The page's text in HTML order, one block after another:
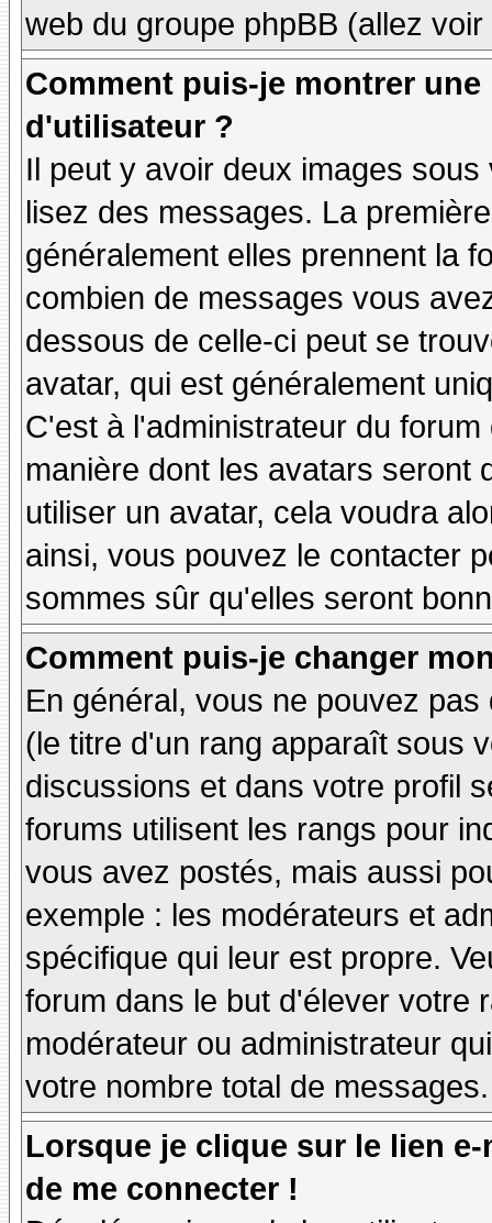
web du groupe phpBB (allez
Comment puis-je montrer
d'utilisateur ?
Il peut y avoir deux images
lisez des messages. La
généralement elles prennent la
combien de messages vous
dessous de celle-ci peut se
avatar, qui est généralement
C'est à l'administrateur du
manière dont les avatars seront
utiliser un avatar, cela voudra
ainsi, vous pouvez le contacter
sommes sûr qu'elles seront
Comment puis-je changer
En général, vous ne pouvez
(le titre d'un rang apparaît sous
discussions et dans votre profil
forums utilisent les rangs pour
vous avez postés, mais aussi
exemple : les modérateurs et
spécifique qui leur est propre.
forum dans le but d'élever votre
modérateur ou administrateur
votre nombre total de messages.
Lorsque je clique sur le lien
de me connecter !